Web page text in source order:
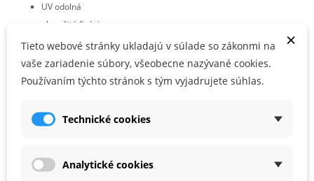
UV odolná
okamžitá fixácia
elastická
zvládne aj trochu hrubší povrch
Použitie:
lepenie dekoratívnych predmetov a skiel s požiadavkou na
lepenie podlahových líšt a ozdobných doplnkov
×
Tieto webové stránky ukladajú v súlade so zákonmi na
vaše zariadenie súbory, všeobecne nazývané cookies.
Používaním týchto stránok s tým vyjadrujete súhlas.
Technické cookies
Analytické cookies